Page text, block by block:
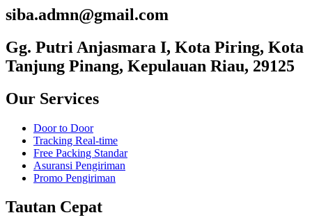
siba.admn@gmail.com
Gg. Putri Anjasmara I, Kota Piring, Kota
Tanjung Pinang, Kepulauan Riau, 29125
Our Services
Door to Door
Tracking Real-time
Free Packing Standar
Asuransi Pengiriman
Promo Pengiriman
Tautan Cepat